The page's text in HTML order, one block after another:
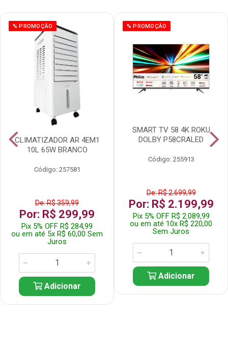
% PROMOÇÃO
CLIMATIZADOR AR 4EM1
10L 65W BRANCO
Código: 257581
De: R$ 359,99
Por: R$ 299,99
Pix 5% OFF R$ 284,99
ou em até 5x R$ 60,00 Sem
Juros
Adicionar
% PROMOÇÃO
SMART TV 58 4K ROKU
DOLBY P58CRALED
Código: 255913
De: R$ 2.699,99
Por: R$ 2.199,99
Pix 5% OFF R$ 2.089,99
ou em até 10x R$ 220,00
Sem Juros
Adicionar